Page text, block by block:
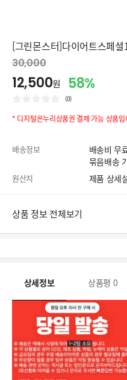
[그린몬스터]다이어트스페
30,000
12,500원 58%
(0)
* 디지털온누리상품권 결제 가능 상품입
배송정보
배송비 무
묶음배송
원산지 제품 상세
상품 정보 전체보기
상세정보 상품평 0